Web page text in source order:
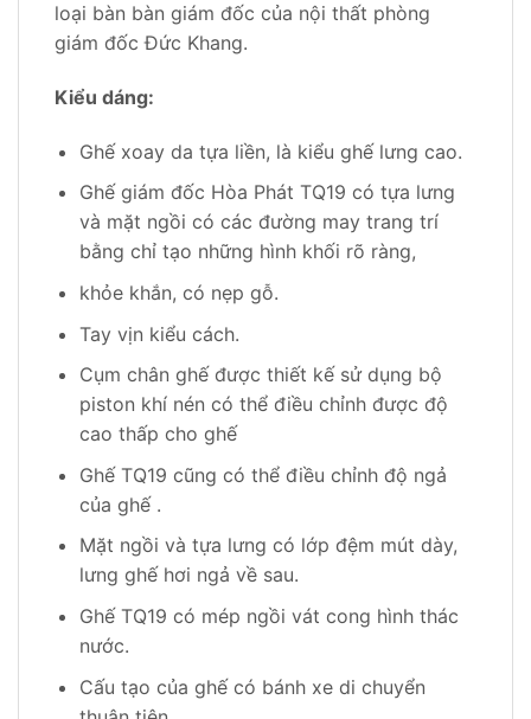
loại bàn bàn giám đốc của nội thất phòng
giám đốc Đức Khang.
Kiểu dáng:
Ghế xoay da tựa liền, là kiểu ghế lưng cao.
Ghế giám đốc Hòa Phát TQ19 có tựa lưng
và mặt ngồi có các đường may trang trí
bằng chỉ tạo những hình khối rõ ràng,
khỏe khắn, có nẹp gỗ.
Tay vịn kiểu cách.
Cụm chân ghế được thiết kế sử dụng bộ
piston khí nén có thể điều chỉnh được độ
cao thấp cho ghế
Ghế TQ19 cũng có thể điều chỉnh độ ngả
của ghế .
Mặt ngồi và tựa lưng có lớp đệm mút dày,
lưng ghế hơi ngả về sau.
Ghế TQ19 có mép ngồi vát cong hình thác
nước.
Cấu tạo của ghế có bánh xe di chuyển